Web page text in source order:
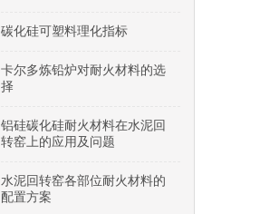
碳化硅可塑料理化指标
卡尔多炼铅炉对耐火材料的选
择
铝硅碳化硅耐火材料在水泥回
转窑上的应用及问题
水泥回转窑各部位耐火材料的
配置方案